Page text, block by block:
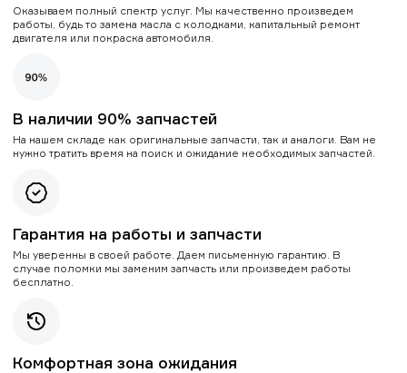
Оказываем полный спектр услуг. Мы качественно произведем
работы, будь то замена масла с колодками, капитальный ремонт
двигателя или покраска автомобиля.
В наличии 90% запчастей
На нашем складе как оригинальные запчасти, так и аналоги. Вам не
нужно тратить время на поиск и ожидание необходимых запчастей.
Гарантия на работы и запчасти
Мы уверенны в своей работе. Даем письменную гарантию. В
случае поломки мы заменим запчасть или произведем работы
бесплатно.
Комфортная зона ожидания